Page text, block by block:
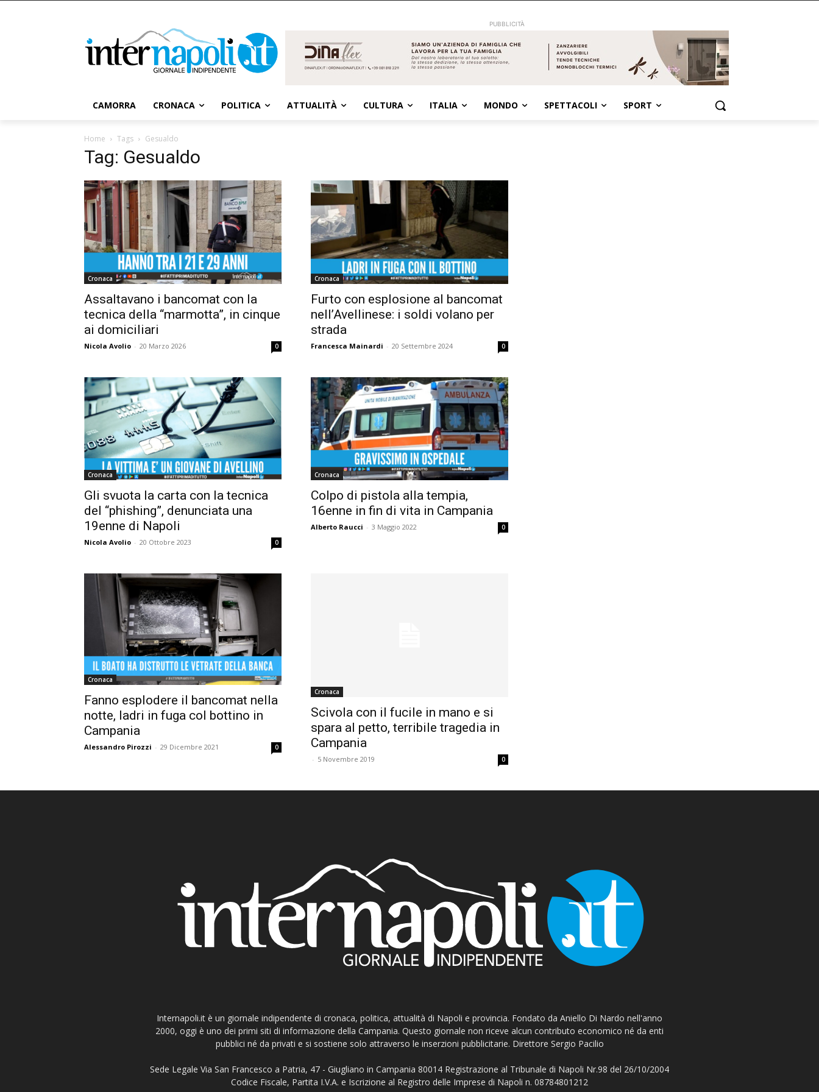
PUBBLICITÀ
CAMORRA CRONACA POLITICA ATTUALITÀ CULTURA ITALIA MONDO SPETTACOLI SPORT
Home Tags Gesualdo
Tag: Gesualdo
Cronaca
Assaltavano i bancomat con la
tecnica della “marmotta”, in cinque
ai domiciliari
Nicola Avolio - 20 Marzo 2026 0
Cronaca
Furto con esplosione al bancomat
nell’Avellinese: i soldi volano per
strada
Francesca Mainardi - 20 Settembre 2024 0
Cronaca
Gli svuota la carta con la tecnica
del “phishing”, denunciata una
19enne di Napoli
Nicola Avolio - 20 Ottobre 2023 0
Cronaca
Colpo di pistola alla tempia,
16enne in fin di vita in Campania
Alberto Raucci - 3 Maggio 2022 0
Cronaca
Fanno esplodere il bancomat nella
notte, ladri in fuga col bottino in
Campania
Alessandro Pirozzi - 29 Dicembre 2021 0
Cronaca
Scivola con il fucile in mano e si
spara al petto, terribile tragedia in
Campania
- 5 Novembre 2019 0
Internapoli.it è un giornale indipendente di cronaca, politica, attualità di Napoli e provincia. Fondato da Aniello Di Nardo nell'anno
2000, oggi è uno dei primi siti di informazione della Campania. Questo giornale non riceve alcun contributo economico né da enti
pubblici né da privati e si sostiene solo attraverso le inserzioni pubblicitarie. Direttore Sergio Pacilio
Sede Legale Via San Francesco a Patria, 47 - Giugliano in Campania 80014 Registrazione al Tribunale di Napoli Nr.98 del 26/10/2004
Codice Fiscale, Partita I.V.A. e Iscrizione al Registro delle Imprese di Napoli n. 08784801212